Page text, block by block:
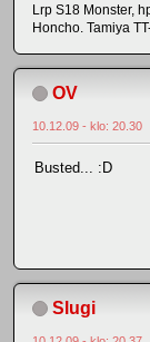
Lrp S18 Monster,
Honcho. Tamiya
OV
10.12.09 - klo: 20.30
Busted... :D
Slugi